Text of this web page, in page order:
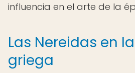
influencia en el arte de la
Las Nereidas en
griega